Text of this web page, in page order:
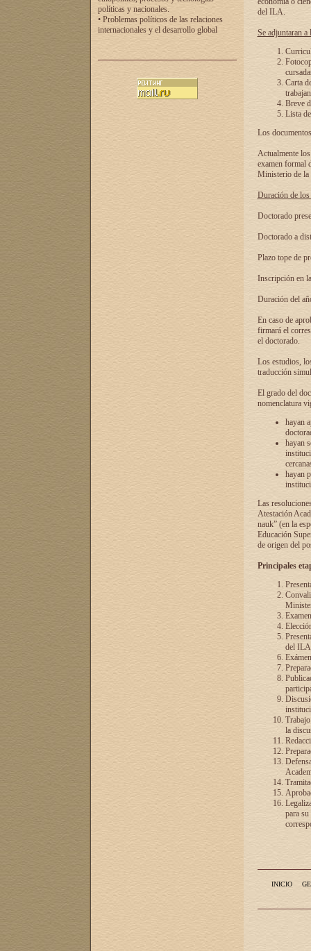
políticas y nacionales.
• Problemas políticos de las relaciones
internacionales y el desarrollo global
del ILA.
Se adjuntaran a
Carta
Breve
Lista
Los
Actualmente
examen formal
Ministerio de la
Duración de
Doctorado
Doctorado a
Plazo tope de
Inscripción en
Duración del
En caso de
firmará el
el doctorado.
Los estudios,
traducción
El grado del
nomenclatura
hayan
hayan
hayan
Las
Atestación
nauk” (en la
Educación
de origen del
Principales
del
la
para
INICIO